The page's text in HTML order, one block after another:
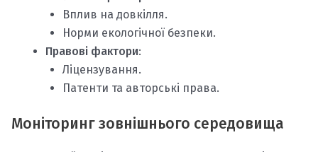
Вплив на довкілля.
Норми екологічної безпеки.
Правові фактори:
Ліцензування.
Патенти та авторські права.
Моніторинг зовнішнього середовища